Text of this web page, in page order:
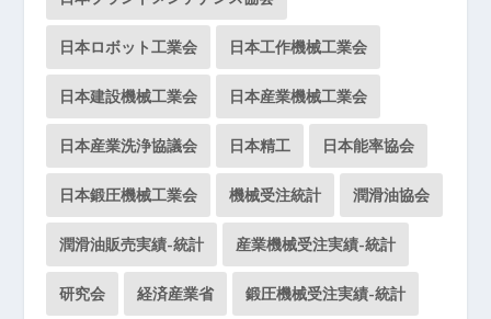
日本ロボット工業会 日本工作機械工業会
日本建設機械工業会 日本産業機械工業会
日本産業洗浄協議会 日本精工 日本能率協会
日本鍛圧機械工業会 機械受注統計 潤滑油協会
潤滑油販売実績-統計 産業機械受注実績-統計
研究会 経済産業省 鍛圧機械受注実績-統計